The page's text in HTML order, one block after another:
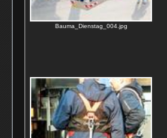
Bauma_Dienstag_004.jpg